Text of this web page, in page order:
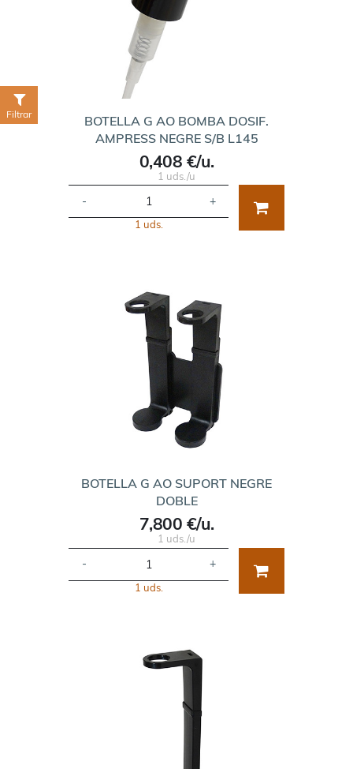
BOTELLA G AO BOMBA DOSIF.
AMPRESS NEGRE S/B L145
0,408 €/u.
1 uds./u
- +
1 uds.
BOTELLA G AO SUPORT NEGRE
DOBLE
7,800 €/u.
1 uds./u
- +
1 uds.
Filtrar